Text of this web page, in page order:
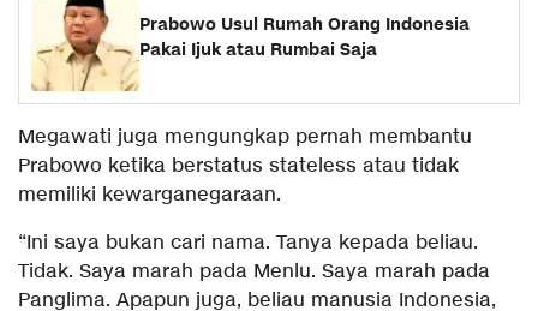
Prabowo Usul Rumah Orang Indonesia
Pakai Ijuk atau Rumbai Saja
Megawati juga mengungkap pernah membantu
Prabowo ketika berstatus stateless atau tidak
memiliki kewarganegaraan.
“Ini saya bukan cari nama. Tanya kepada beliau.
Tidak. Saya marah pada Menlu. Saya marah pada
Panglima. Apapun juga, beliau manusia Indonesia,